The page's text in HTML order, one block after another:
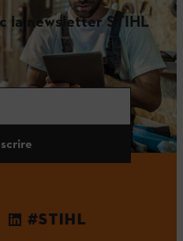
la newsletter STIHL
#STIHL